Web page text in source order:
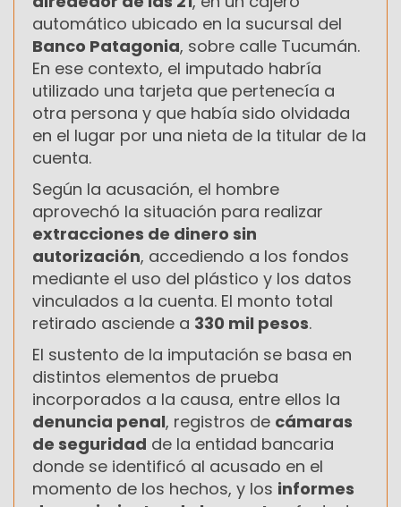
automático ubicado en la sucursal del
Banco Patagonia, sobre calle Tucumán.
En ese contexto, el imputado habría
utilizado una tarjeta que pertenecía a
otra persona y que había sido olvidada
en el lugar por una nieta de la titular de la
cuenta.
Según la acusación, el hombre
aprovechó la situación para realizar
extracciones de dinero sin
autorización, accediendo a los fondos
mediante el uso del plástico y los datos
vinculados a la cuenta. El monto total
retirado asciende a 330 mil pesos.
El sustento de la imputación se basa en
distintos elementos de prueba
incorporados a la causa, entre ellos la
denuncia penal, registros de cámaras
de seguridad de la entidad bancaria
donde se identificó al acusado en el
momento de los hechos, y los informes